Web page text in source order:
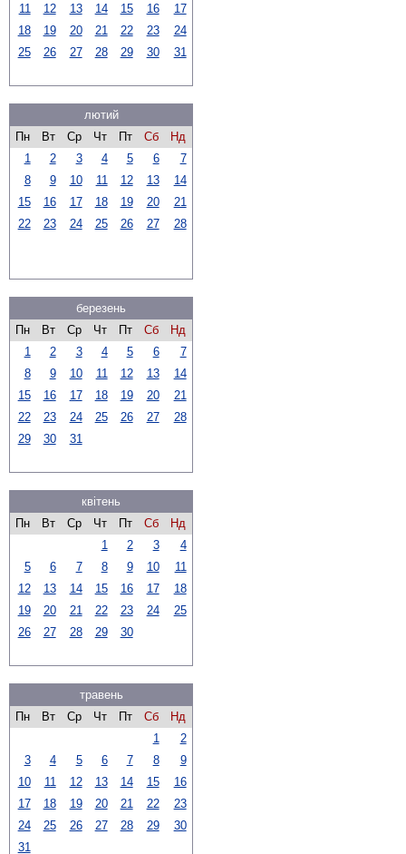
11
12 13 14 15 16
17
18
19 20 21 22 23
24
25
26 27 28 29 30 31
лютий
Пн
Вт Ср Чт Пт Сб
Нд
1
2 3 4 5 6
7
8
9 10 11 12 13
14
15
16 17 18 19 20
21
22
23 24 25 26 27 28
березень
Пн
Вт Ср Чт Пт Сб
Нд
1
2 3 4 5 6
7
8
9 10 11 12 13
14
15
16 17 18 19 20
21
22
23 24 25 26 27
28
29
30 31
квітень
Пн
Вт Ср Чт Пт Сб
Нд
1
2 3
4
5
6 7 8 9 10
11
12
13 14 15 16 17
18
19
20 21 22 23 24
25
26
27 28 29 30
травень
Пн
Вт Ср Чт Пт Сб
Нд
1
2
3
4 5 6 7 8
9
10
11 12 13 14 15
16
17
18 19 20 21 22
23
24
25 26 27 28 29
30
31